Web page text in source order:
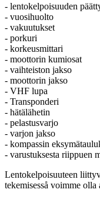
- lentokelpoisuuden
- vuosihuolto
- vakuutukset
- porkuri
- korkeusmittari
- moottorin kumiosat
- vaihteiston jakso
- moottorin jakso
- VHF lupa
- Transponderi
- hätälähetin
- pelastusvarjo
- varjon jakso
- kompassin
- varustuksesta riippuen
Lentokelpoisuuteen
tekemisesså voimme olla